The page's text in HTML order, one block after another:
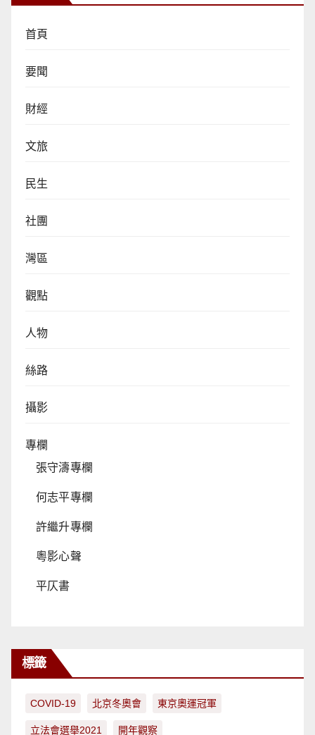
首頁
要聞
財經
文旅
民生
社團
灣區
觀點
人物
絲路
攝影
專欄
張守濤專欄
何志平專欄
許繼升專欄
粵影心聲
平仄書
標籤
COVID-19 北京冬奧會 東京奧運冠軍
立法會選舉2021 開年觀察